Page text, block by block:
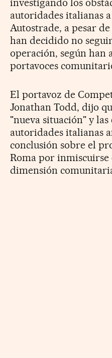
autoridades italianas
Autostrade, a pesar
han decidido no
operación, según han
portavoces
El portavoz de
Jonathan Todd, dijo
"nueva situación" y
autoridades italianas
conclusión sobre el
Roma por inmiscuirse
dimensión